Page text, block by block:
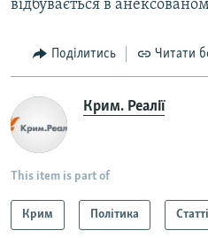
відбувається в
Поділитись Читати
Крим. Реалії
This item is part of
Крим Політика Статті